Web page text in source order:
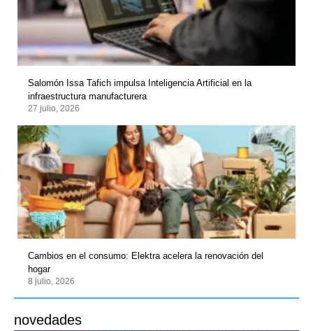
Salomón Issa Tafich impulsa Inteligencia Artificial en la
infraestructura manufacturera
27 julio, 2026
Cambios en el consumo: Elektra acelera la renovación del
hogar
8 julio, 2026
novedades